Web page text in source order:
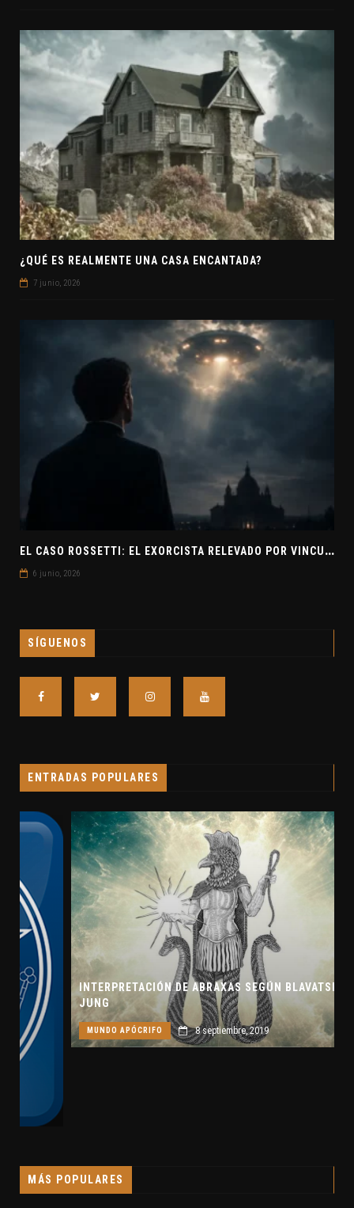
¿QUÉ ES REALMENTE UNA CASA ENCANTADA?
7 junio, 2026
E
L CASO ROSSETTI: EL EXORCISTA RELEVADO POR VINCULAR OVNIS Y DEMONIOS
6 junio, 2026
SÍGUENOS
ENTRADAS POPULARES
INTERPRETACIÓN DE ABRAXAS SEGÚN BLAVATSKY Y
JUNG
MUNDO APÓCRIFO 8 septiembre, 2019
MÁS POPULARES